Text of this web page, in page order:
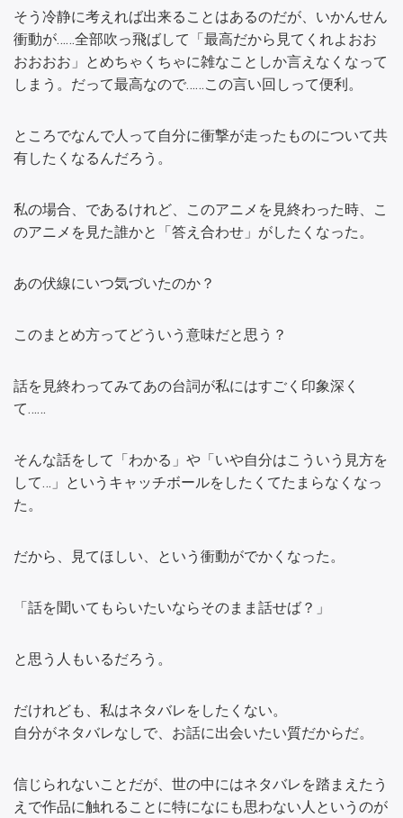
そう冷静に考えれば出来ることはあるのだが、いかんせん
衝動が……全部吹っ飛ばして「最高だから見てくれよおお
おおおお」とめちゃくちゃに雑なことしか言えなくなって
しまう。だって最高なので……この言い回しって便利。
ところでなんで人って自分に衝撃が走ったものについて共
有したくなるんだろう。
私の場合、であるけれど、このアニメを見終わった時、こ
のアニメを見た誰かと「答え合わせ」がしたくなった。
あの伏線にいつ気づいたのか？
このまとめ方ってどういう意味だと思う？
話を見終わってみてあの台詞が私にはすごく印象深く
て……
そんな話をして「わかる」や「いや自分はこういう見方を
して…」というキャッチボールをしたくてたまらなくなっ
た。
だから、見てほしい、という衝動がでかくなった。
「話を聞いてもらいたいならそのまま話せば？」
と思う人もいるだろう。
だけれども、私はネタバレをしたくない。
自分がネタバレなしで、お話に出会いたい質だからだ。
信じられないことだが、世の中にはネタバレを踏まえたう
えで作品に触れることに特になにも思わない人というのが